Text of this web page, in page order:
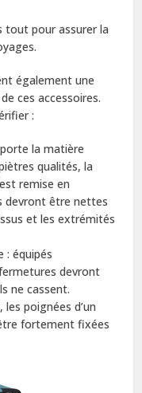
tout pour assurer la
également une
ces accessoires.
:
la matière
qualités, la
remise en
devront être nettes
et les extrémités
: équipés
devront
ne cassent.
poignées d’un
fortement fixées